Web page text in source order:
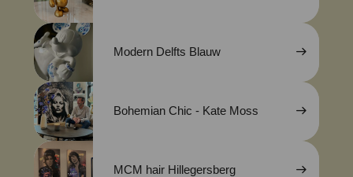
Modern Delfts Blauw
Bohemian Chic - Kate Moss
MCM hair Hillegersberg